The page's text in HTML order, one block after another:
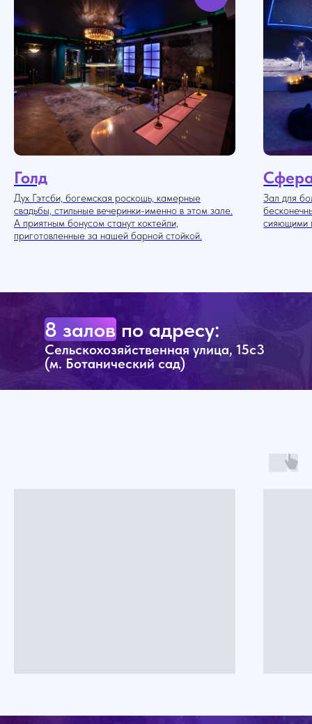
Голд
Дух Гэтсби, богемская роскошь, камерные
свадьбы, стильные вечеринки-именно в этом зале.
А приятным бонусом станут коктейли,
приготовленные за нашей барной стойкой.
Зал для
сияющими
8 залов по адресу:
Сельскохозяйственная улица, 15с3
(м. Ботанический сад)